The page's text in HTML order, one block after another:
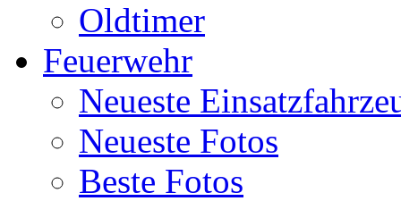
Oldtimer
Feuerwehr
Neueste
Neueste Fotos
Beste Fotos